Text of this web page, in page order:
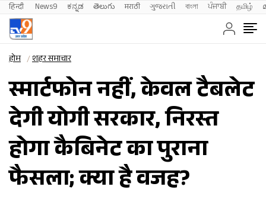
हिन्दी News9 ಕನ್ನಡ తెలుగు मराठी ગુજરાતી বাংলা ਪੰਜਾਬੀ தமிழ்
होम शहर समाचार
स्मार्टफोन नहीं, केवल टैबलेट
देगी योगी सरकार, निरस्त
होगा कैबिनेट का पुराना
फैसला; क्या है वजह?